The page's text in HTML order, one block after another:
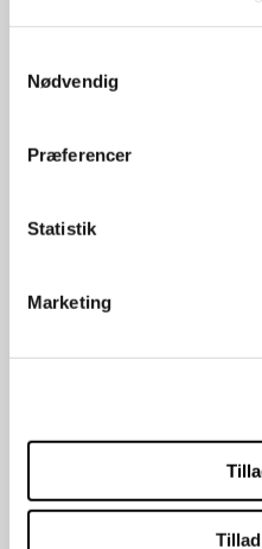
Nødvendig
Præferencer
Statistik
Marketing
Sandie